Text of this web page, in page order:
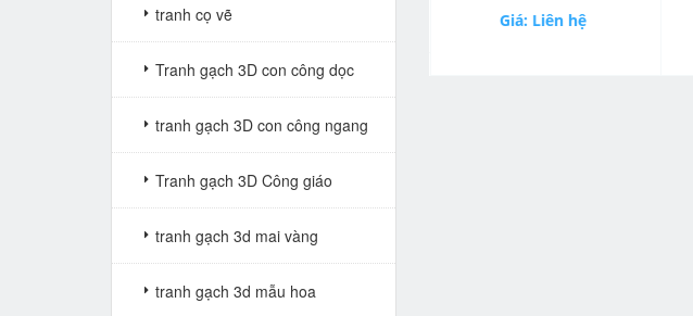
Giá: Liên hệ
tranh cọ vẽ
Tranh gạch 3D con công dọc
tranh gạch 3D con công ngang
Tranh gạch 3D Công giáo
tranh gạch 3d mai vàng
tranh gạch 3d mẫu hoa